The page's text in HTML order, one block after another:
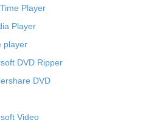
Player
Player
player
DVD Ripper
DVD
Video